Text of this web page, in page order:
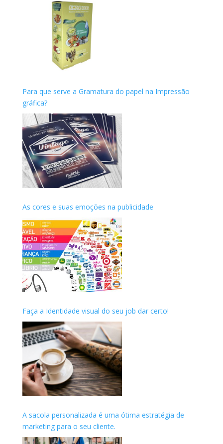
Para que serve a Gramatura do papel na Impressão
gráfica?
As cores e suas emoções na publicidade
Faça a Identidade visual do seu job dar certo!
A sacola personalizada é uma ótima estratégia de
marketing para o seu cliente.